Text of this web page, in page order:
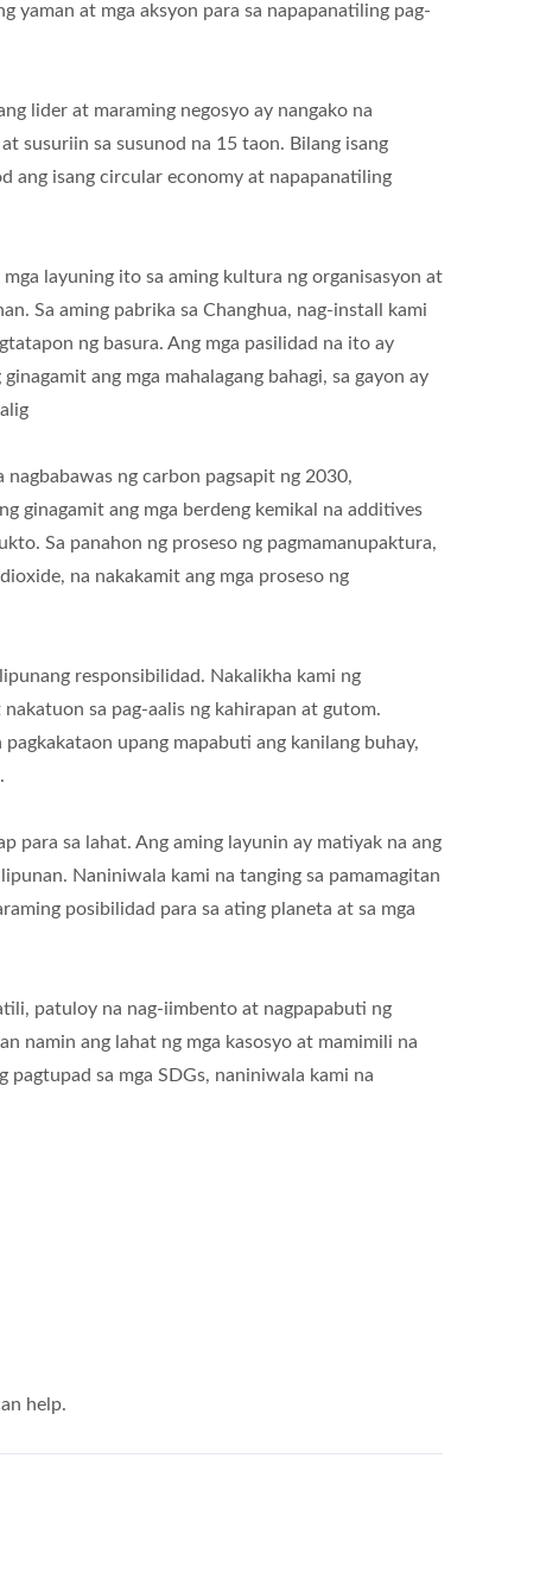
yaman at mga aksyon para sa napapanatiling pag-
lider at maraming negosyo ay nangako na
susuriin sa susunod na 15 taon. Bilang isang
ang isang circular economy at napapanatiling
layuning ito sa aming kultura ng organisasyon at
Sa aming pabrika sa Changhua, nag-install kami
ng basura. Ang mga pasilidad na ito ay
ang mga mahalagang bahagi, sa gayon ay
ng carbon pagsapit ng 2030,
ginagamit ang mga berdeng kemikal na additives
Sa panahon ng proseso ng pagmamanupaktura,
na nakakamit ang mga proseso ng
responsibilidad. Nakalikha kami ng
sa pag-aalis ng kahirapan at gutom.
upang mapabuti ang kanilang buhay,
para sa lahat. Ang aming layunin ay matiyak na ang
Naniniwala kami na tanging sa pamamagitan
posibilidad para sa ating planeta at sa mga
patuloy na nag-iimbento at nagpapabuti ng
namin ang lahat ng mga kasosyo at mamimili na
pagtupad sa mga SDGs, naniniwala kami na